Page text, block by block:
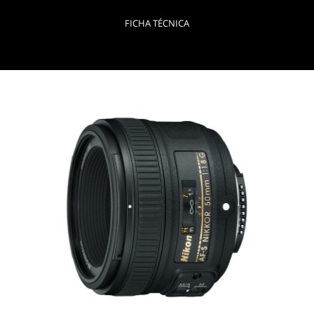
FICHA TÉCNICA